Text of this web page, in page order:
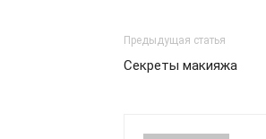
Предыдущая статья
Секреты макияжа